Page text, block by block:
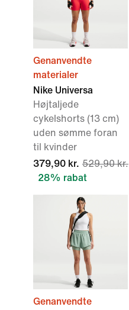
Genanvendte
materialer
Nike Universa
Højtaljede
cykelshorts (13 cm)
uden sømme foran
til kvinder
379,90 kr. 529,90 kr.
28% rabat
Genanvendte